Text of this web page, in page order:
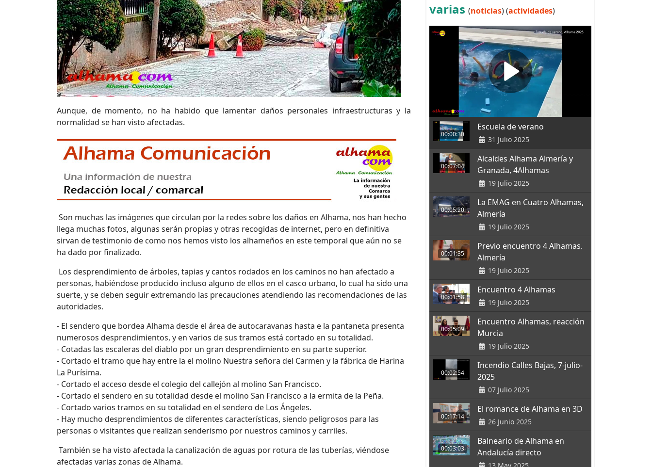
Aunque, de momento, no ha habido que lamentar daños personales infraestructuras y la
normalidad se han visto afectadas.
Son muchas las imágenes que circulan por la redes sobre los daños en Alhama, nos han hecho
llega muchas fotos, algunas serán propias y otras recogidas de internet, pero en definitiva
sirvan de testimonio de como nos hemos visto los alhameños en este temporal que aún no se
ha dado por finalizado.
Los desprendimiento de árboles, tapias y cantos rodados en los caminos no han afectado a
personas, habiéndose producido incluso alguno de ellos en el casco urbano, lo cual ha sido una
suerte, y se deben seguir extremando las precauciones atendiendo las recomendaciones de las
autoridades.
- El sendero que bordea Alhama desde el área de autocaravanas hasta e la pantaneta presenta
numerosos desprendimientos, y en varios de sus tramos está cortado en su totalidad.
- Cotadas las escaleras del diablo por un gran desprendimiento en su parte superior.
- Cortado el tramo que hay entre la el molino Nuestra señora del Carmen y la fábrica de Harina
La Purísima.
- Cortado el acceso desde el colegio del callejón al molino San Francisco.
- Cortado el sendero en su totalidad desde el molino San Francisco a la ermita de la Peña.
- Cortado varios tramos en su totalidad en el sendero de Los Ángeles.
- Hay mucho desprendimientos de diferentes características, siendo peligrosos para las
personas o visitantes que realizan senderismo por nuestros caminos y carriles.
También se ha visto afectada la canalización de aguas por rotura de las tuberías, viéndose
afectadas varias zonas de Alhama.
varias (noticias) (actividades)
00:00:30
Escuela de verano
31 Julio 2025
00:07:04
Alcaldes Alhama Almería y
Granada, 4Alhamas
19 Julio 2025
00:05:20
La EMAG en Cuatro Alhamas,
Almería
19 Julio 2025
00:01:35
Previo encuentro 4 Alhamas.
Almería
19 Julio 2025
00:01:58
Encuentro 4 Alhamas
19 Julio 2025
00:05:09
Encuentro Alhamas, reacción
Murcia
19 Julio 2025
00:02:54
Incendio Calles Bajas, 7-julio-
2025
07 Julio 2025
00:17:14
El romance de Alhama en 3D
26 Junio 2025
00:03:03
Balneario de Alhama en
Andalucía directo